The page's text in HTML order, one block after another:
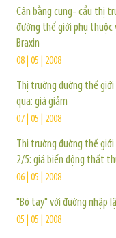
Cân bằng cung- cầu thị
đường thế giới phụ thuộc
Braxin
08 | 05 | 2008
Thị trường đường thế
qua: giá giảm
07 | 05 | 2008
Thị trường đường thế giới
2/5: giá biến động thất
06 | 05 | 2008
"Bó tay" với đường nhập
05 | 05 | 2008